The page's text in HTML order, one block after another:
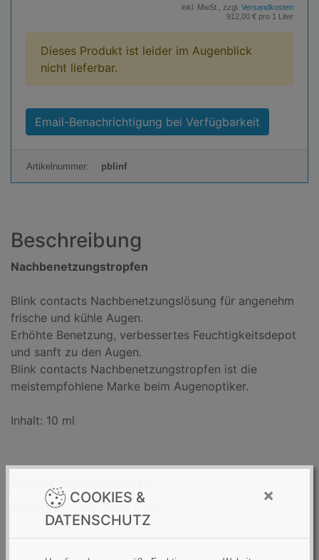
COOKIES &
DATENSCHUTZ
×
inkl. MwSt., zzgl. Versandkosten
912,00 € pro 1 Liter
Dieses Produkt ist leider im Augenblick
nicht lieferbar.
Email-Benachrichtigung bei Verfügbarkeit
Artikelnummer: pblinf
Beschreibung
Nachbenetzungstropfen
Blink contacts Nachbenetzungslösung für angenehm
frische und kühle Augen.
Erhöhte Benetzung, verbessertes Feuchtigkeitsdepot
und sanft zu den Augen.
Blink contacts Nachbenetzungstropfen ist die
meistempfohlene Marke beim Augenoptiker.
Inhalt: 10 ml
Sicherheitshinweise:
Weitere Informationen unter